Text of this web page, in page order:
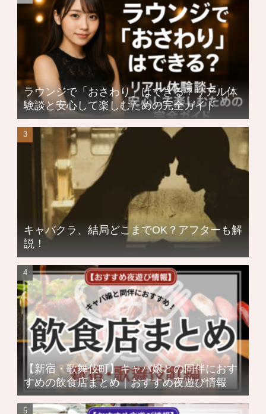
ラウンジで「おさわり」はできる？リアル体
験談と安心して楽しむための完全ガイド
キャバクラ、結局どこまでOK？アフターも解
説！
【新宿・歌舞伎町】キャバ嬢との同伴におす
すめの飲食店まとめ｜おすすめ夜遊び情報